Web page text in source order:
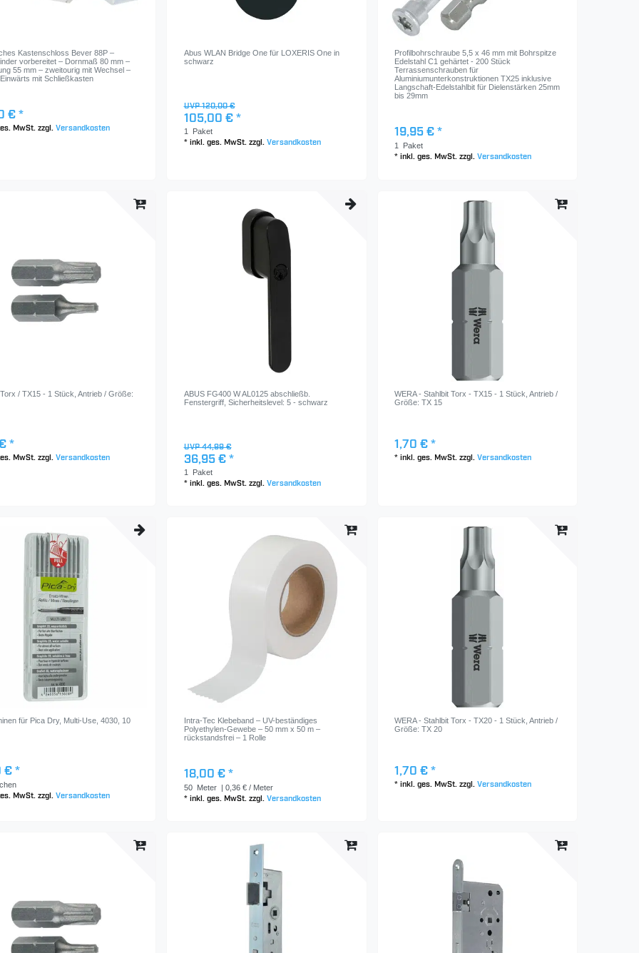
Kastenschloss Bever 88P –
vorbereitet – Dornmaß 80 mm –
55 mm – zweitourig mit Wechsel –
mit Schließkasten
€ *
MwSt. zzgl.Versandkosten
Abus WLAN Bridge One für LOXERIS One in
schwarz
UVP 120,00 €
105,00 € *
1 Paket
* inkl. ges. MwSt.zzgl. Versandkosten
Profilbohrschraube 5,5 x 46 mm mit Bohrspitze
Edelstahl C1 gehärtet - 200 Stück
Terrassenschrauben für
Aluminiumunterkonstruktionen TX25 inklusive
Langschaft-Edelstahlbit für Dielenstärken 25mm
bis 29mm
19,95 € *
1 Paket
* inkl. ges. MwSt.zzgl. Versandkosten
/ TX15 - 1 Stück , Antrieb / Größe:
*
MwSt. zzgl.Versandkosten
ABUS FG400 W AL0125 abschließb.
Fenstergriff, Sicherheitslevel: 5 - schwarz
UVP 44,99 €
36,95 € *
1 Paket
* inkl. ges. MwSt.zzgl. Versandkosten
WERA - Stahlbit Torx - TX15 - 1 Stück , Antrieb /
Größe: TX 15
1,70 € *
* inkl. ges. MwSt.zzgl. Versandkosten
für Pica Dry, Multi-Use, 4030, 10
€ *
MwSt. zzgl.Versandkosten
Intra-Tec Klebeband – UV-beständiges
Polyethylen-Gewebe – 50 mm x 50 m –
rückstandsfrei – 1 Rolle
18,00 € *
50 Meter | 0,36 € / Meter
* inkl. ges. MwSt. zzgl. Versandkosten
WERA - Stahlbit Torx - TX20 - 1 Stück , Antrieb /
Größe: TX 20
1,70 € *
* inkl. ges. MwSt. zzgl. Versandkosten